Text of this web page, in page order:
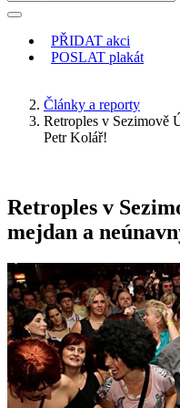
PŘIDAT akci
POSLAT plakát
Články a reporty
Retroples v Sezimově
Petr Kolář!
Retroples v
mejdan a